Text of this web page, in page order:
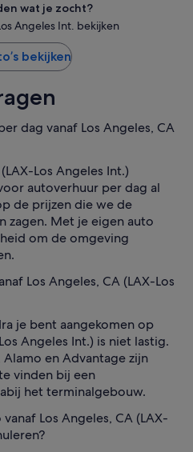
wat je zocht?
Angeles Int. bekijken
bekijken
dag vanaf Los Angeles, CA
Los Angeles Int.)
autoverhuur per dag al
de prijzen die we de
zagen. Met je eigen auto
om de omgeving
Los Angeles, CA (LAX-Los
je bent aangekomen op
Angeles Int.) is niet lastig.
en Advantage zijn
vinden bij een
het terminalgebouw.
Los Angeles, CA (LAX-